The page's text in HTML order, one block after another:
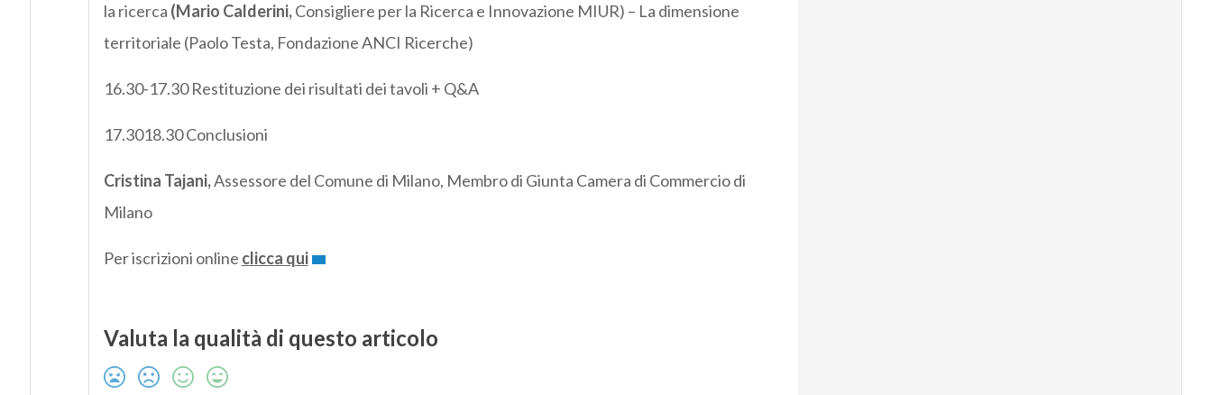
la ricerca (Mario Calderini,Consigliere per la Ricerca e Innovazione MIUR) – La dimensione
territoriale (Paolo Testa, Fondazione ANCI Ricerche)
16.30-17.30 Restituzione dei risultati dei tavoli + Q&A
17.3018.30 Conclusioni
Cristina Tajani,Assessore del Comune di Milano, Membro di Giunta Camera di Commercio di
Milano
Per iscrizioni online clicca qui
Valuta la qualità di questo articolo